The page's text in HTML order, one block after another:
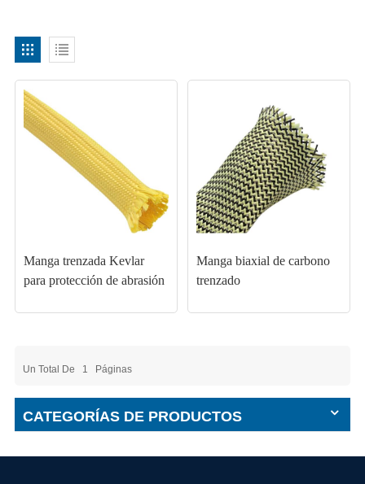
Manga trenzada Kevlar
para protección de abrasión
Manga biaxial de carbono
trenzado
Un Total De 1 Páginas
CATEGORÍAS DE PRODUCTOS